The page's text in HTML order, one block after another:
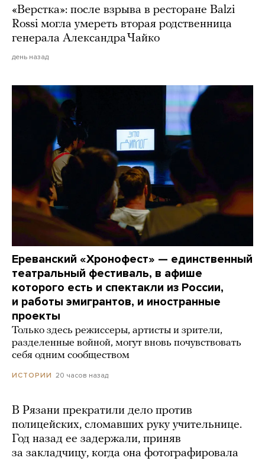
«Верстка»: после взрыва в ресторане Balzi
Rossi могла умереть вторая родственница
генерала Александра Чайко
день назад
Ереванский «Хронофест» — единственный
театральный фестиваль, в афише
которого есть и спектакли из России,
и работы эмигрантов, и иностранные
проекты
Только здесь режиссеры, артисты и зрители,
разделенные войной, могут вновь почувствовать
себя одним сообществом
ИСТОРИИ 20 часов назад
В Рязани прекратили дело против
полицейских, сломавших руку учительнице.
Год назад ее задержали, приняв
за закладчицу, когда она фотографировала